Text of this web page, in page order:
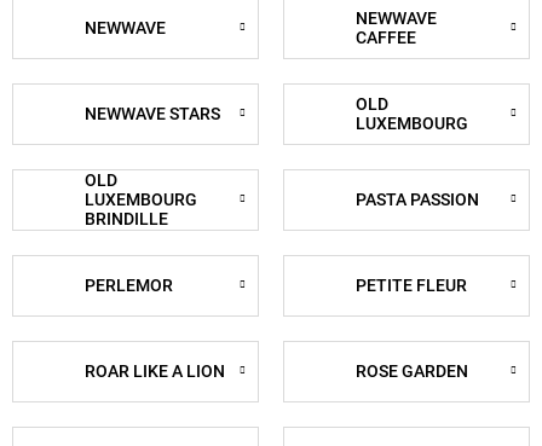
NEWWAVE
NEWWAVE
CAFFEE
NEWWAVE STARS
OLD
LUXEMBOURG
OLD
LUXEMBOURG
BRINDILLE
PASTA PASSION
PERLEMOR PETITE FLEUR
ROAR LIKE A LION ROSE GARDEN